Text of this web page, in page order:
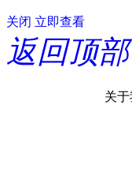
关闭 立即查看
返回顶部
关